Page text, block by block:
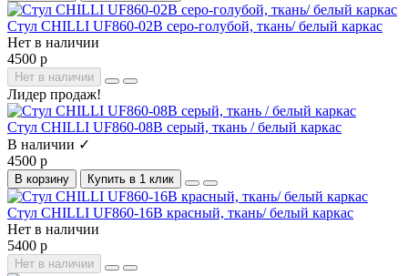
Стул CHILLI UF860-02B серо-голубой, ткань/ белый каркас
Нет в наличии
4500 р
Нет в наличии
Лидер продаж!
Стул CHILLI UF860-08B серый, ткань / белый каркас
В наличии ✓
4500 р
В корзину Купить в 1 клик
Стул CHILLI UF860-16B красный, ткань/ белый каркас
Нет в наличии
5400 р
Нет в наличии